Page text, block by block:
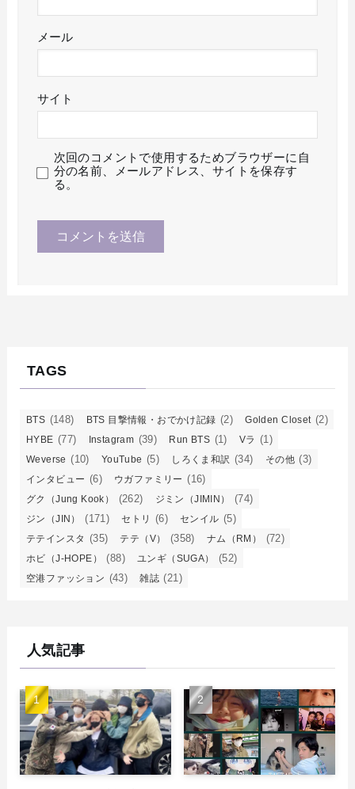
メール
サイト
次回のコメントで使用するためブラウザーに自
分の名前、メールアドレス、サイトを保存す
る。
TAGS
BTS (148) BTS 目撃情報・おでかけ記録 (2) Golden Closet (2)
HYBE (77) Instagram (39) Run BTS (1) Vラ (1)
Weverse (10) YouTube (5) しろくま和訳 (34) その他 (3)
インタビュー (6) ウガファミリー (16)
グク（Jung Kook） (262) ジミン（JIMIN） (74)
ジン（JIN） (171) セトリ (6) センイル (5)
テテインスタ (35) テテ（V） (358) ナム（RM） (72)
ホビ（J-HOPE） (88) ユンギ（SUGA） (52)
空港ファッション (43) 雑誌 (21)
人気記事